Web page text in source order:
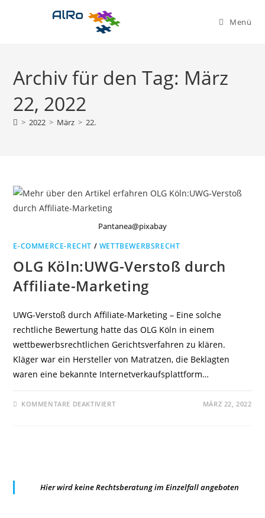
Menü
Archiv für den Tag: März
22, 2022
> 2022 > März > 22.
Pantanea@pixabay
E-COMMERCE-RECHT / WETTBEWERBSRECHT
OLG Köln:UWG-Verstoß durch
Affiliate-Marketing
UWG-Verstoß durch Affiliate-Marketing – Eine solche
rechtliche Bewertung hatte das OLG Köln in einem
wettbewerbsrechtlichen Gerichtsverfahren zu klären.
Kläger war ein Hersteller von Matratzen, die Beklagten
waren eine bekannte Internetverkaufsplattform…
KOMMENTARE DEAKTIVIERTFÜR MÄRZ 22, 2022
Hier wird keine Rechtsberatung im Einzelfall angeboten